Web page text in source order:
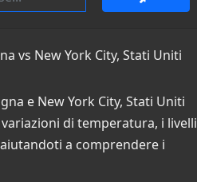
vs New York City, Stati Uniti
e New York City, Stati Uniti
di temperatura, i livelli
a comprendere i